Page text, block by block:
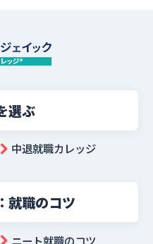
選ぶ
中退就職カレッジ
就職のコツ
ニート就職のコツ